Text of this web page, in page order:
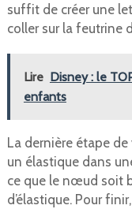
suffit de créer une
coller sur la feutrine
Lire Disney : le
enfants
La dernière étape
un élastique dans
ce que le nœud soit
d’élastique. Pour